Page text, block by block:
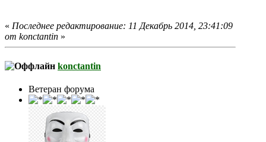
« Последнее редактирование: 11 Декабрь 2014, 23:41:09
от konctantin »
konctantin
Ветеран форума